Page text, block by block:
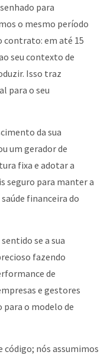
para
o mesmo período
contrato: em até 15
seu contexto de
Isso traz
para o seu
da sua
um gerador de
fixa e adotar a
seguro para manter a
financeira do
se a sua
fazendo
de
e gestores
o modelo de
código; nós assumimos